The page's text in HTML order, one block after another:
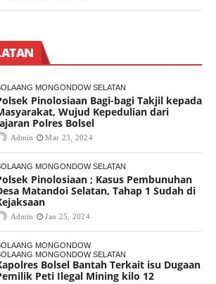
MONGONDOW SELATAN
Pinolosiaan Bagi-bagi Takjil kepada
Wujud Kepedulian dari
Polres Bolsel
Admin Mar 23, 2024
MONGONDOW SELATAN
Pinolosiaan ; Kasus Pembunuhan
Matandoi Selatan, Tahap 1 Sudah di
Admin Jan 25, 2024
MONGONDOW
MONGONDOW SELATAN
Bolsel Bantah Terkait isu Dugaan
Peti Ilegal Mining kilo 12